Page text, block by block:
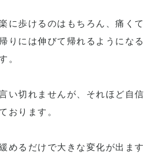
に歩けるのはもちろん、痛くて
りには伸びて帰れるようになる
。
い切れませんが、それほど自信
おります。
めるだけで大きな変化が出ます